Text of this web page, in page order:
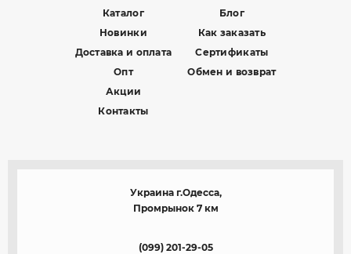
Каталог
Новинки
Доставка и оплата
Опт
Акции
Контакты
Блог
Как заказать
Сертификаты
Обмен и возврат
Украина г.Одесса,
Промрынок 7 км
(099) 201-29-05